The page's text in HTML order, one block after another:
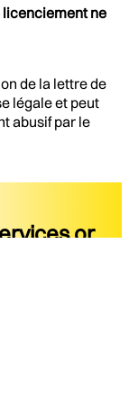
licenciement ne
de la lettre de
légale et peut
abusif par le
or